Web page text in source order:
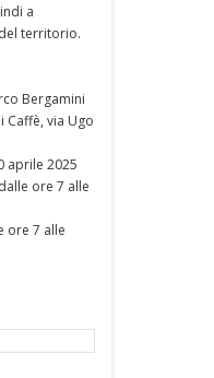
a
territorio.
Bergamini
Caffè, via Ugo
aprile 2025
ore 7 alle
ore 7 alle